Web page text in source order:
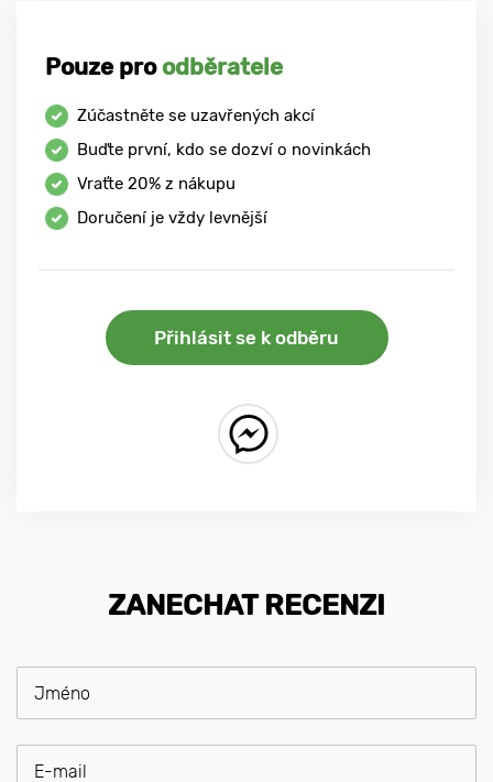
Pouze pro odběratele
Zúčastněte se uzavřených akcí
Buďte první, kdo se dozví o novinkách
Vraťte 20% z nákupu
Doručení je vždy levnější
Přihlásit se k odběru
ZANECHAT RECENZI